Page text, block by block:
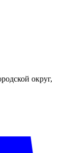
округ,